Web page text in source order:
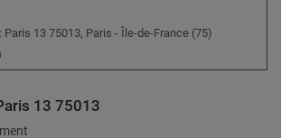
13 75013, Paris - Île-de-France (75)
13 75013